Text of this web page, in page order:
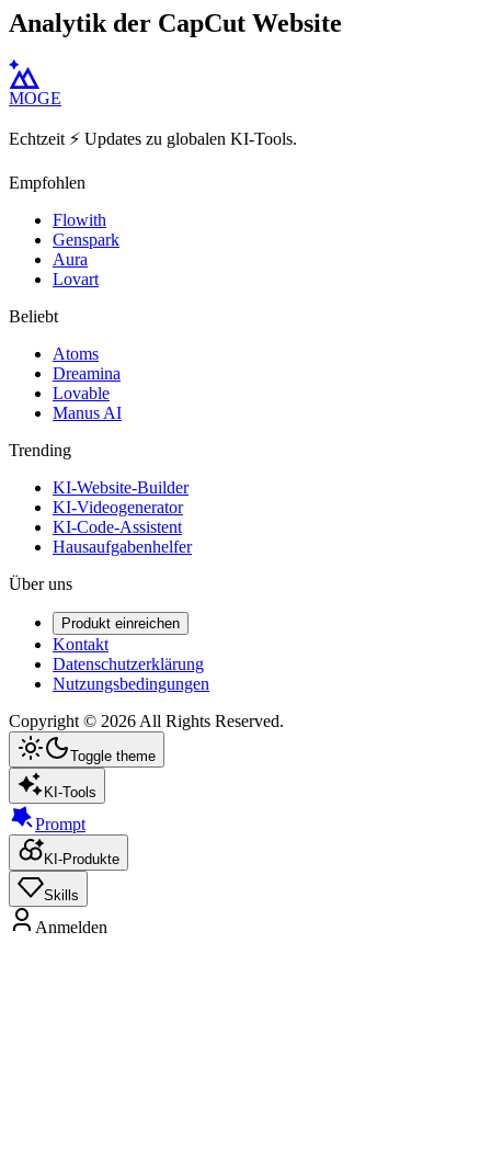
Analytik der CapCut Website
MOGE
Echtzeit ⚡️ Updates zu globalen KI-Tools.
Empfohlen
Flowith
Genspark
Aura
Lovart
Beliebt
Atoms
Dreamina
Lovable
Manus AI
Trending
KI-Website-Builder
KI-Videogenerator
KI-Code-Assistent
Hausaufgabenhelfer
Über uns
Produkt einreichen
Kontakt
Datenschutzerklärung
Nutzungsbedingungen
Copyright © 2026 All Rights Reserved.
Toggle theme
KI-Tools
Prompt
KI-Produkte
Skills
Anmelden